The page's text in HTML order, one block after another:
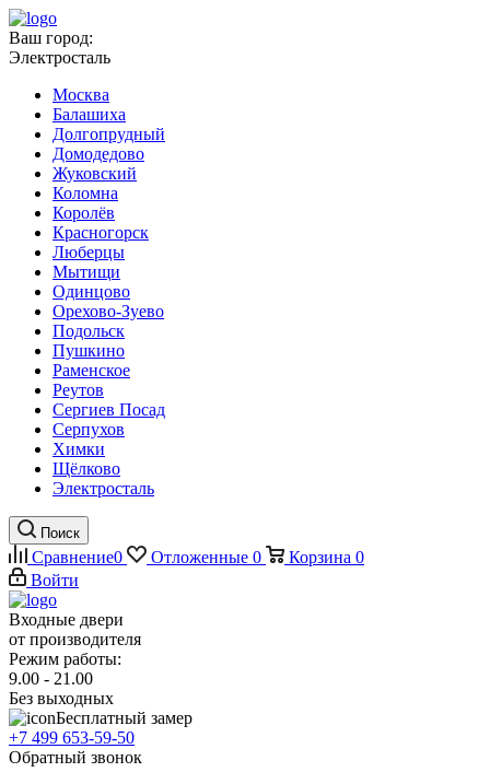
Ваш город:
Электросталь
Москва
Балашиха
Долгопрудный
Домодедово
Жуковский
Коломна
Королёв
Красногорск
Люберцы
Мытищи
Одинцово
Орехово-Зуево
Подольск
Пушкино
Раменское
Реутов
Сергиев Посад
Серпухов
Химки
Щёлково
Электросталь
Поиск
Сравнение0 Отложенные 0 Корзина 0
Войти
Входные двери
от производителя
Режим работы:
9.00 - 21.00
Без выходных
Бесплатный замер
+7 499 653-59-50
Обратный звонок